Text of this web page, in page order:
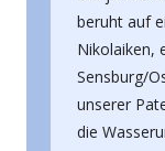
beruht auf
Nikolaiken,
Sensburg/
unserer
die